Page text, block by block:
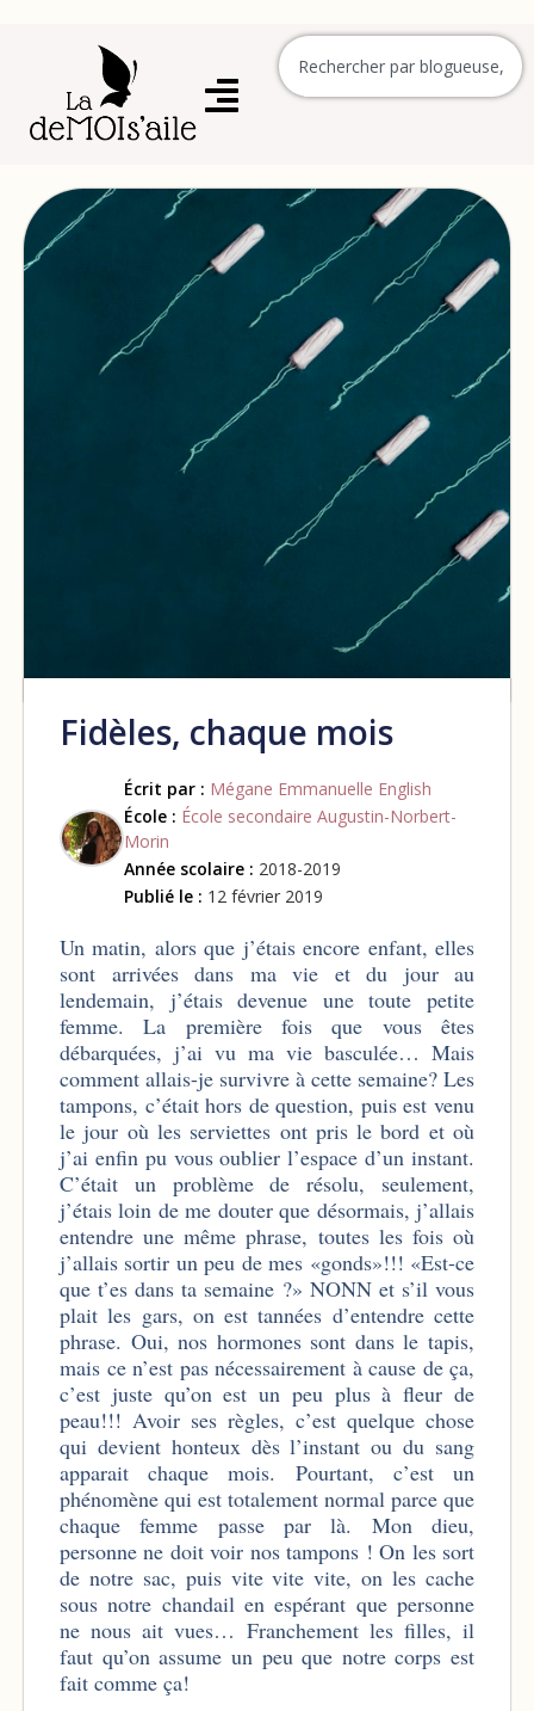
Fidèles, chaque mois
Écrit par : Mégane Emmanuelle English
École : École secondaire Augustin-Norbert-
Morin
Année scolaire : 2018-2019
Publié le : 12 février 2019
Un matin, alors que j’étais encore enfant, elles
sont arrivées dans ma vie et du jour au
lendemain, j’étais devenue une toute petite
femme. La première fois que vous êtes
débarquées, j’ai vu ma vie basculée… Mais
comment allais-je survivre à cette semaine? Les
tampons, c’était hors de question, puis est venu
le jour où les serviettes ont pris le bord et où
j’ai enfin pu vous oublier l’espace d’un instant.
C’était un problème de résolu, seulement,
j’étais loin de me douter que désormais, j’allais
entendre une même phrase, toutes les fois où
j’allais sortir un peu de mes «gonds»!!! «Est-ce
que t’es dans ta semaine ?» NONN et s’il vous
plait les gars, on est tannées d’entendre cette
phrase. Oui, nos hormones sont dans le tapis,
mais ce n’est pas nécessairement à cause de ça,
c’est juste qu’on est un peu plus à fleur de
peau!!! Avoir ses règles, c’est quelque chose
qui devient honteux dès l’instant ou du sang
apparait chaque mois. Pourtant, c’est un
phénomène qui est totalement normal parce que
chaque femme passe par là. Mon dieu,
personne ne doit voir nos tampons ! On les sort
de notre sac, puis vite vite vite, on les cache
sous notre chandail en espérant que personne
ne nous ait vues… Franchement les filles, il
faut qu’on assume un peu que notre corps est
fait comme ça!